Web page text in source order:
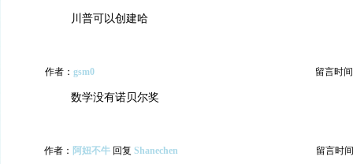
川普可以创建哈
作者： gsm0 留言时
数学没有诺贝尔奖
作者： 阿妞不牛 回复 Shanechen 留言时